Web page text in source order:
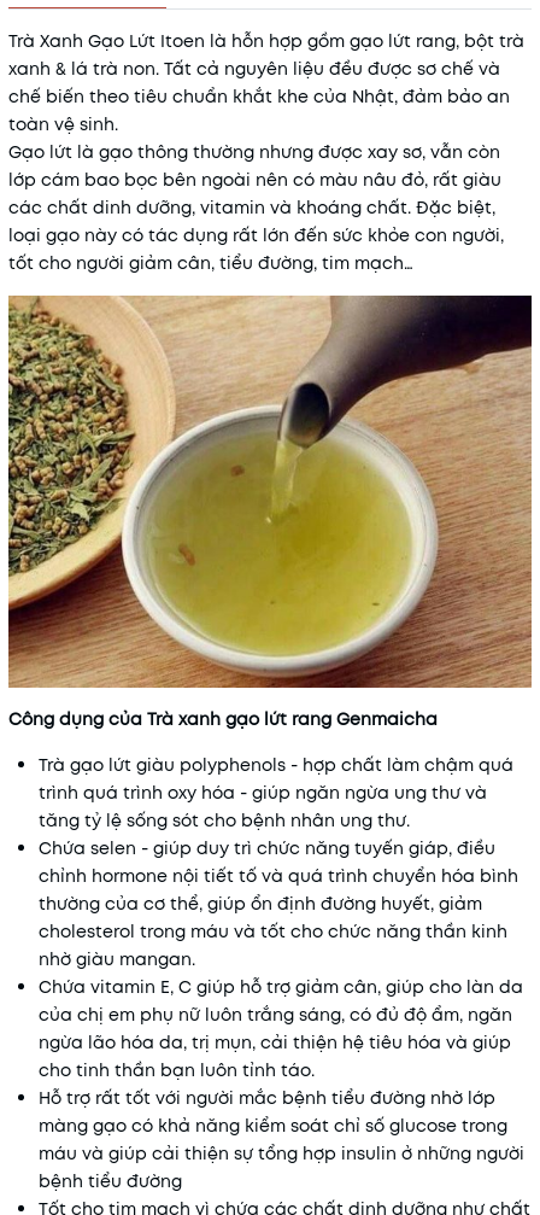
Điều kiện:
Trà Xanh Gạo Lứt Itoen là hỗn hợp gồm gạo lứt rang, bột trà
xanh & lá trà non. Tất cả nguyên liệu đều được sơ chế và
chế biến theo tiêu chuẩn khắt khe của Nhật, đảm bảo an
toàn vệ sinh.
Gạo lứt là gạo thông thường nhưng được xay sơ, vẫn còn
lớp cám bao bọc bên ngoài nên có màu nâu đỏ, rất giàu
các chất dinh dưỡng, vitamin và khoáng chất. Đặc biệt,
loại gạo này có tác dụng rất lớn đến sức khỏe con người,
tốt cho người giảm cân, tiểu đường, tim mạch…
Công dụng của Trà xanh gạo lứt rang Genmaicha
Trà gạo lứt giàu polyphenols - hợp chất làm chậm quá
trình quá trình oxy hóa - giúp ngăn ngừa ung thư và
tăng tỷ lệ sống sót cho bệnh nhân ung thư.
Chứa selen - giúp duy trì chức năng tuyến giáp, điều
chỉnh hormone nội tiết tố và quá trình chuyển hóa bình
thường của cơ thể, giúp ổn định đường huyết, giảm
cholesterol trong máu và tốt cho chức năng thần kinh
nhờ giàu mangan.
Chứa vitamin E, C giúp hỗ trợ giảm cân, giúp cho làn da
của chị em phụ nữ luôn trắng sáng, có đủ độ ẩm, ngăn
ngừa lão hóa da, trị mụn, cải thiện hệ tiêu hóa và giúp
cho tinh thần bạn luôn tỉnh táo.
Hỗ trợ rất tốt với người mắc bệnh tiểu đường nhờ lớp
màng gạo có khả năng kiểm soát chỉ số glucose trong
máu và giúp cải thiện sự tổng hợp insulin ở những người
bệnh tiểu đường
Tốt cho tim mạch vì chứa các chất dinh dưỡng như chất